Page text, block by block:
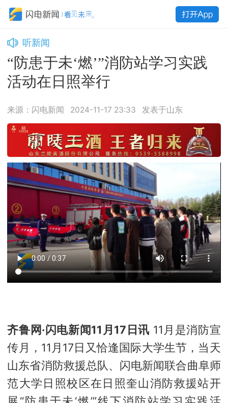
听新闻
“防患于未‘燃’”消防站学习实践
活动在日照举行
来源：闪电新闻 2024-11-17 23:33 发表于山东
齐鲁网·闪电新闻11月17日讯 11月是消防宣
传月，11月17日又恰逢国际大学生节，当天
山东省消防救援总队、闪电新闻联合曲阜师
范大学日照校区在日照奎山消防救援站开